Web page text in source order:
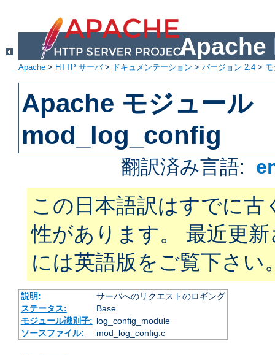
Apache
Apache > HTTP サーバ> ドキュメンテーション > バージョン 2.4 >
Apache モジュール
mod_log_config
翻訳済み言語:
この日本語訳はすでに古
性があります。 最近更
には英語版をご覧下さい
説明:
サーバへのリクエストのロギング
ステータス:
Base
モジュール識別子: log_config_module
ソースファイル:
mod_log_config.c